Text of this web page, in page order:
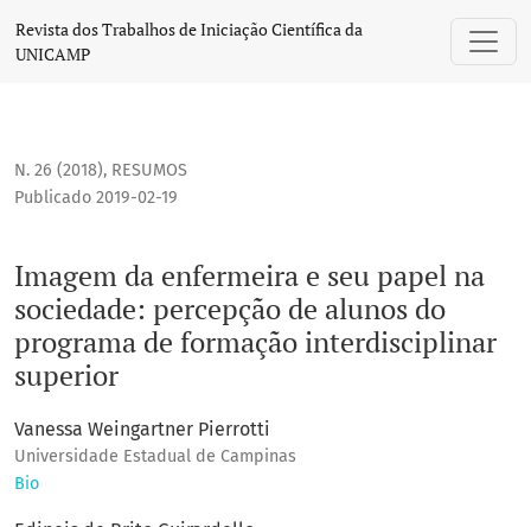
Imagem da enfermeira e seu papel na sociedade:
Revista dos Trabalhos de Iniciação Científica da
UNICAMP
N. 26 (2018), RESUMOS
Imagem da enfermeira e seu papel na
sociedade: percepção de alunos do
programa de formação interdisciplinar
superior
Publicado 2019-02-19
Vanessa Weingartner Pierrotti
Universidade Estadual de Campinas
Bio